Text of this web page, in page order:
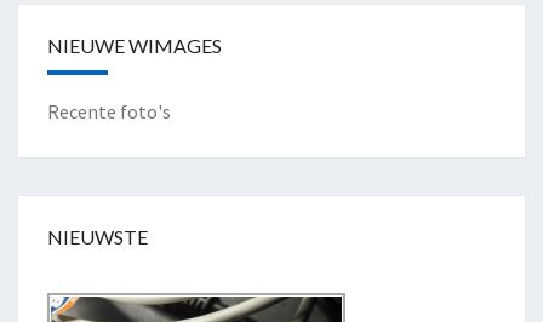
NIEUWE WIMAGES
Recente foto's
NIEUWSTE